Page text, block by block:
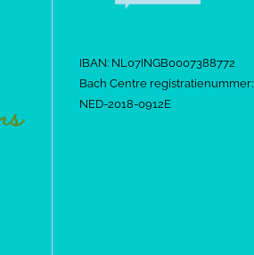
IBAN: NL07INGB0007388772
Bach Centre registratienummer:
NED-2018-0912E